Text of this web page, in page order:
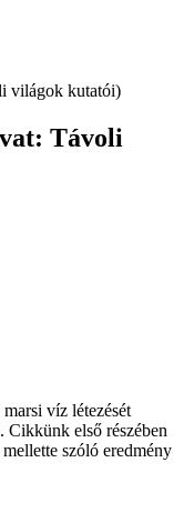
világok kutatói)
Távoli
víz létezését
Cikkünk első részében
szóló eredmény